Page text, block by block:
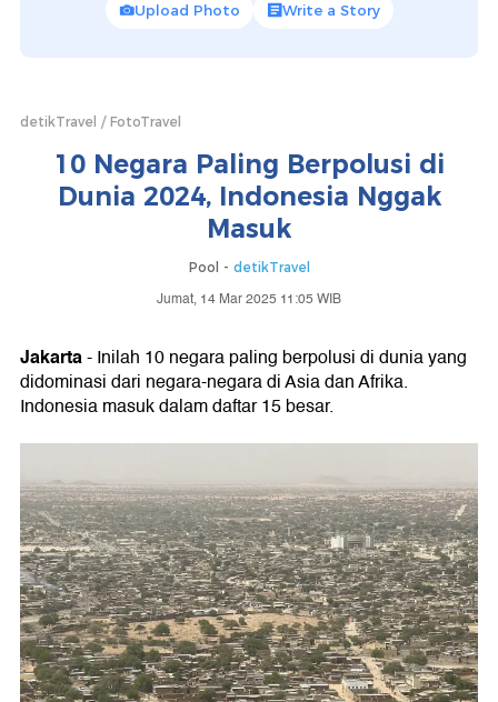
Upload Photo Write a Story
detikTravel FotoTravel
10 Negara Paling Berpolusi di
Dunia 2024, Indonesia Nggak
Masuk
Pool - detikTravel
Jumat, 14 Mar 2025 11:05 WIB
Jakarta- Inilah 10 negara paling berpolusi di dunia yang
didominasi dari negara-negara di Asia dan Afrika.
Indonesia masuk dalam daftar 15 besar.